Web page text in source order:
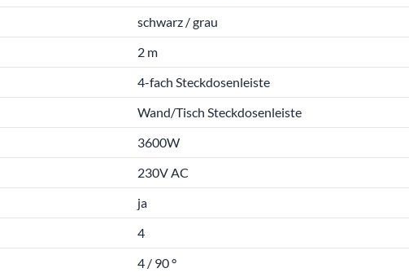
schwarz / grau
2 m
4-fach Steckdosenleiste
Wand/Tisch Steckdosenleiste
3600W
230V AC
ja
4
4 / 90 °